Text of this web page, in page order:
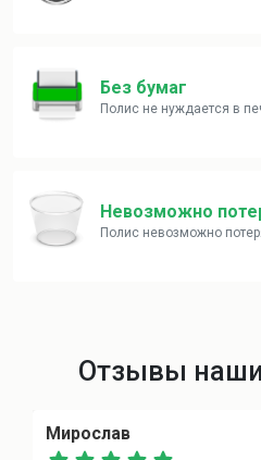
Без бумаг
Полис не нуждается в
Невозможно
Полис невозможно
Отзывы
Мирослав